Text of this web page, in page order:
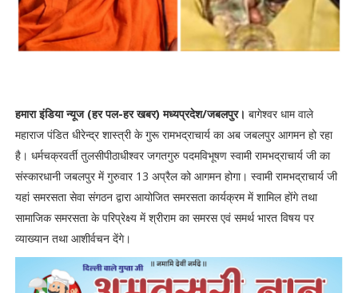
हमारा इंडिया न्यूज (हर पल-हर खबर) मध्यप्रदेश/जबलपुर। बागेश्वर धाम वाले
महाराज पंडित धीरेन्द्र शास्त्री के गुरू रामभद्राचार्य का अब जबलपुर आगमन हो रहा
है। धर्मचक्रवर्ती तुलसीपीठाधीश्वर जगतगुरु पदमविभूषण स्वामी रामभद्राचार्य जी का
संस्कारधानी जबलपुर में गुरुवार 13 अप्रैल को आगमन होगा। स्वामी रामभद्राचार्य जी
यहां समरसता सेवा संगठन द्वारा आयोजित समरसता कार्यक्रम में शामिल होंगे तथा
सामाजिक समरसता के परिप्रेक्ष्य में श्रीराम का समरस एवं समर्थ भारत विषय पर
व्याख्यान तथा आशीर्वचन देंगे।